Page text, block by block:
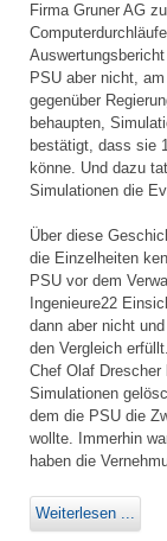
Firma Gruner AG
PSU aber nicht,
gegenüber
behaupten,
bestätigt, dass sie
könne. Und dazu
Simulationen die
Über diese
die Einzelheiten
PSU vor dem
Ingenieure22
dann aber nicht
den Vergleich
Chef Olaf
Simulationen
dem die PSU die
wollte. Immerhin
haben die
Weiterlesen ...